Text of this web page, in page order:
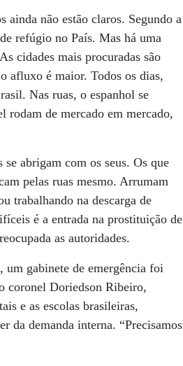
ainda não estão claros. Segundo a
refúgio no País. Mas há uma
cidades mais procuradas são
afluxo é maior. Todos os dias,
Nas ruas, o espanhol se
rodam de mercado em mercado,
abrigam com os seus. Os que
pelas ruas mesmo. Arrumam
trabalhando na descarga de
é a entrada na prostituição de
as autoridades.
um gabinete de emergência foi
coronel Doriedson Ribeiro,
e as escolas brasileiras,
da demanda interna. “Precisamos